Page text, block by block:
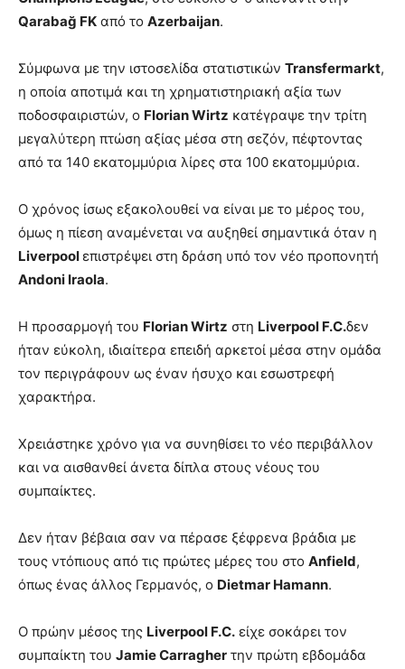
Qarabağ FK από το Azerbaijan.
Σύμφωνα με την ιστοσελίδα στατιστικών Transfermarkt,
η οποία αποτιμά και τη χρηματιστηριακή αξία των
ποδοσφαιριστών, ο Florian Wirtz κατέγραψε την τρίτη
μεγαλύτερη πτώση αξίας μέσα στη σεζόν, πέφτοντας
από τα 140 εκατομμύρια λίρες στα 100 εκατομμύρια.
Ο χρόνος ίσως εξακολουθεί να είναι με το μέρος του,
όμως η πίεση αναμένεται να αυξηθεί σημαντικά όταν η
Liverpoolεπιστρέψει στη δράση υπό τον νέο προπονητή
Andoni Iraola.
Η προσαρμογή του Florian Wirtz στη Liverpool F.C.δεν
ήταν εύκολη, ιδιαίτερα επειδή αρκετοί μέσα στην ομάδα
τον περιγράφουν ως έναν ήσυχο και εσωστρεφή
χαρακτήρα.
Χρειάστηκε χρόνο για να συνηθίσει το νέο περιβάλλον
και να αισθανθεί άνετα δίπλα στους νέους του
συμπαίκτες.
Δεν ήταν βέβαια σαν να πέρασε ξέφρενα βράδια με
τους ντόπιους από τις πρώτες μέρες του στο Anfield,
όπως ένας άλλος Γερμανός, ο Dietmar Hamann.
Ο πρώην μέσος της Liverpool F.C. είχε σοκάρει τον
συμπαίκτη του Jamie Carragher την πρώτη εβδομάδα